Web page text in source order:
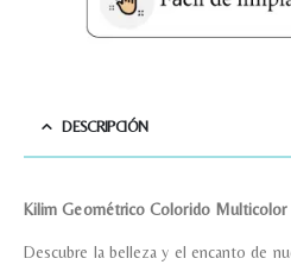
DESCRIPCIÓN
Kilim Geométrico Colorido Multicolor
Descubre la belleza y el encanto de
Nombre y Referencia
Doy mi
puedan responder